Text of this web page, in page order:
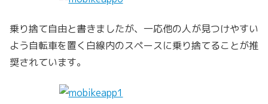
乗り捨て自由と書きましたが、一応他の人が見つけやすい
よう自転車を置く白線内のスペースに乗り捨てることが推
奨されています。